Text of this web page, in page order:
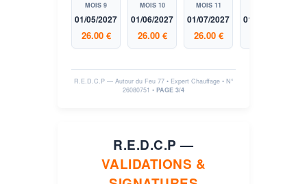
MOIS 9
01/05/2027
26.00 €
MOIS 10
01/06/2027
26.00 €
MOIS 11
01/07/2027
26.00 €
01/08/2027
R.E.D.C.P — Autour du Feu 77 • Expert Chauffage • N°
26080751 • PAGE 3/4
R.E.D.C.P —
VALIDATIONS &